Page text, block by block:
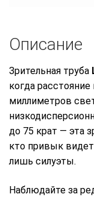
Описание
Зрительная труба
когда
миллиметров
до 75 крат — эта
кто привык
лишь силуэты.
Наблюдайте за